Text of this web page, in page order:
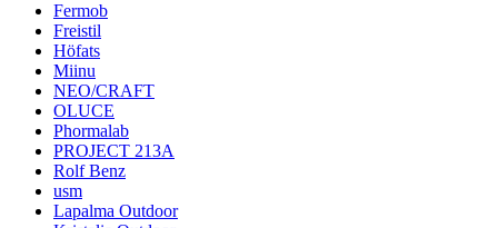
Fermob
Freistil
Höfats
Miinu
NEO/CRAFT
OLUCE
Phormalab
PROJECT 213A
Rolf Benz
usm
Lapalma Outdoor